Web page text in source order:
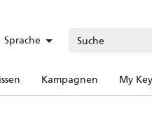
Sprache
Kampagnen My